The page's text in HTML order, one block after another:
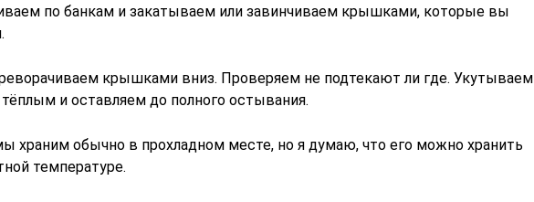
по банкам и закатываем или завинчиваем крышками, которые вы
крышками вниз. Проверяем не подтекают ли где. Укутываем
и оставляем до полного остывания.
храним обычно в прохладном месте, но я думаю, что его можно хранить
температуре.